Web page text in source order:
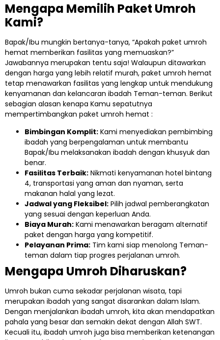
Mengapa Memilih Paket Umroh
Kami?
Bapak/Ibu mungkin bertanya-tanya, “Apakah paket umroh
hemat memberikan fasilitas yang memuaskan?”
Jawabannya merupakan tentu saja! Walaupun ditawarkan
dengan harga yang lebih relatif murah, paket umroh hemat
tetap menawarkan fasilitas yang lengkap untuk mendukung
kenyamanan dan kelancaran ibadah Teman-teman. Berikut
sebagian alasan kenapa Kamu sepatutnya
mempertimbangkan paket umroh hemat :
Bimbingan Komplit: Kami menyediakan pembimbing
ibadah yang berpengalaman untuk membantu
Bapak/Ibu melaksanakan ibadah dengan khusyuk dan
benar.
Fasilitas Terbaik: Nikmati kenyamanan hotel bintang
4, transportasi yang aman dan nyaman, serta
makanan halal yang lezat.
Jadwal yang Fleksibel: Pilih jadwal pemberangkatan
yang sesuai dengan keperluan Anda.
Biaya Murah: Kami menawarkan beragam alternatif
paket dengan harga yang kompetitif.
Pelayanan Prima: Tim kami siap menolong Teman-
teman dalam tiap progres perjalanan umroh.
Mengapa Umroh Diharuskan?
Umroh bukan cuma sekadar perjalanan wisata, tapi
merupakan ibadah yang sangat disarankan dalam Islam.
Dengan menjalankan ibadah umroh, kita akan mendapatkan
pahala yang besar dan semakin dekat dengan Allah SWT.
Kecuali itu, ibadah umroh juga bisa memberikan ketenangan